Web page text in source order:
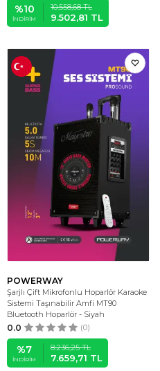
%10
İNDIRIM
10.558,68TL
9.502,81 TL
POWERWAY
Şarjlı Çift Mikrofonlu Hoparlör Karaoke
Sistemi Taşınabilir Amfi MT90
Bluetooth Hoparlör - Siyah
0.0 (0)
%7
İNDIRIM
8.236,25TL
7.659,71 TL